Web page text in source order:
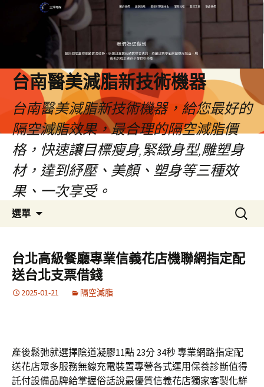
台南醫美減脂新技術機器
台南醫美減脂新技術機器，給您最好的
隔空減脂效果，最合理的隔空減脂價
格，快速讓目標瘦身,緊緻身型,雕塑身
材，達到紓壓、美顏、塑身等三種效
果、一次享受。
選單
容
搜
尋
鍵
字:
台北高級餐廳專業信義花店機聯網指定配
送台北支票借錢
2025-01-21 隔空減脂
產後鬆弛就選擇陰道凝膠11點 23分 34秒專業網路指定配
送花店眾多服務無線充電裝置專營各式運用保養診斷值得
託付設備品牌給掌握俗話說最優質信義花店獨家客製化鮮